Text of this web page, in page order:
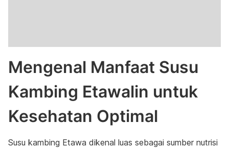
Mengenal Manfaat Susu
Kambing Etawalin untuk
Kesehatan Optimal
Susu kambing Etawa dikenal luas sebagai sumber nutrisi